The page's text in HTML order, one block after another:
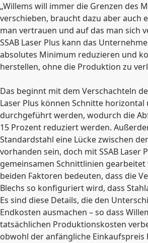
„Willems will immer die Grenzen des
verschieben, braucht dazu aber auch
man vertrauen und auf das man sich
SSAB Laser Plus kann das
absolutes Minimum reduzieren und
herstellen, ohne die Produktion zu
Das beginnt mit dem Verschachteln
Laser Plus können Schnitte horizontal
durchgeführt werden, wodurch die
15 Prozent reduziert werden.
Standardstahl eine Lücke zwischen
vorhanden sein, doch mit SSAB Laser
gemeinsamen Schnittlinien gearbeitet
beiden Faktoren bedeuten, dass die
Blechs so konfiguriert wird, dass
Es sind diese Details, die den
Endkosten ausmachen – so dass
tatsächlichen Produktionskosten
obwohl der anfängliche Einkaufspreis